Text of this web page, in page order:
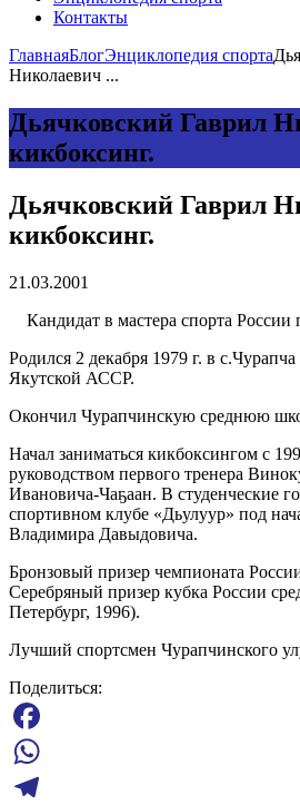
Контакты
ГлавнаяБлогЭнциклопедия спорта
Николаевич ...
Дьячковский Гаврил
кикбоксинг.
Дьячковский Гаврил
кикбоксинг.
21.03.2001
Кандидат в мастера спорта России
Родился 2 декабря 1979 г. в
Якутской АССР.
Окончил Чурапчинскую среднюю
Начал заниматься кикбоксингом с
руководством первого тренера
Ивановича-Чаҕаан. В студенческие
спортивном клубе «Дьулуур» под
Владимира Давыдовича.
Бронзовый призер чемпионата
Серебряный призер кубка России
Петербург, 1996).
Лучший спортсмен Чурапчинского
Поделиться:
Facebook
WhatsApp